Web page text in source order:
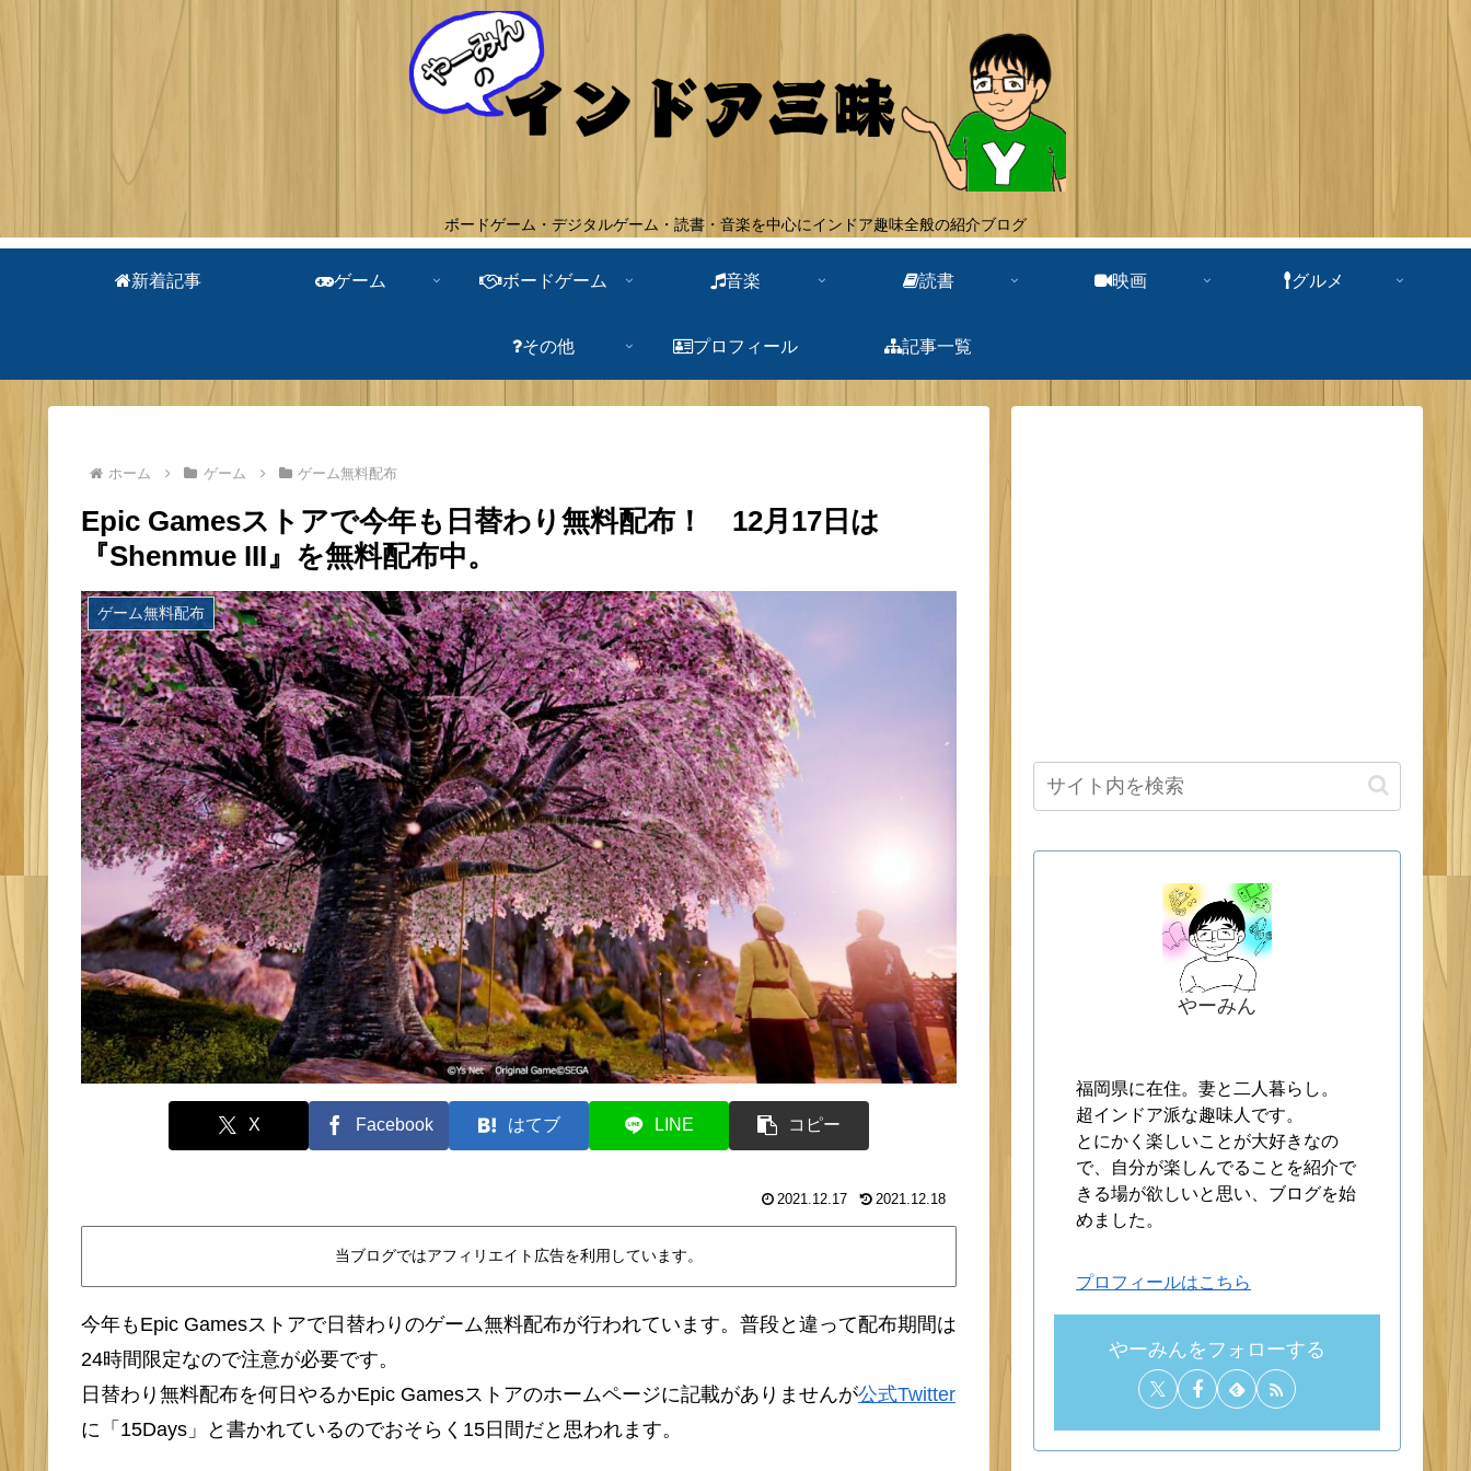
ボードゲーム・デジタルゲーム・読書・音楽を中心にインドア趣味全般の紹介ブログ
新着記事 ゲーム ボードゲーム 音楽 読書 映画 グルメ
その他 プロフィール 記事一覧
ホーム ゲーム ゲーム無料配布
Epic Gamesストアで今年も日替わり無料配布！ 12月17日は
『Shenmue III』を無料配布中。
ゲーム無料配布
X Facebook はてブ LINE コピー
2021.12.17 2021.12.18
当ブログではアフィリエイト広告を利用しています。
今年もEpic Gamesストアで日替わりのゲーム無料配布が行われています。普段と違って配布期間は
24時間限定なので注意が必要です。
日替わり無料配布を何日やるかEpic Gamesストアのホームページに記載がありませんが公式Twitter
に「15Days」と書かれているのでおそらく15日間だと思われます。
やーみん
福岡県に在住。妻と二人暮らし。
超インドア派な趣味人です。
とにかく楽しいことが大好きなの
で、自分が楽しんでることを紹介で
きる場が欲しいと思い、ブログを始
めました。
プロフィールはこちら
やーみんをフォローする